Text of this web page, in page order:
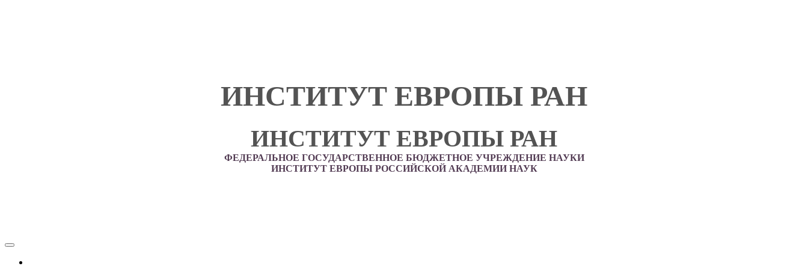
ИНСТИТУТ ЕВРОПЫ РАН
ИНСТИТУТ ЕВРОПЫ РАН
ФЕДЕРАЛЬНОЕ ГОСУДАРСТВЕННОЕ БЮДЖЕТНОЕ УЧРЕЖДЕНИЕ НАУКИ
ИНСТИТУТ ЕВРОПЫ РОССИЙСКОЙ АКАДЕМИИ НАУК